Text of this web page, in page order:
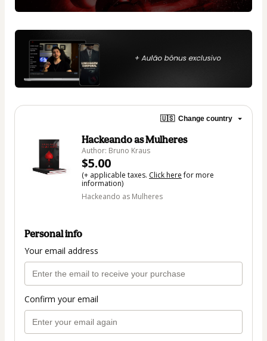
🇺🇸 Change country
Hackeando as Mulheres
Author: Bruno Kraus
$5.00
(+ applicable taxes. Click herefor more
information)
Hackeando as Mulheres
Personal info
Your email address
Confirm your email